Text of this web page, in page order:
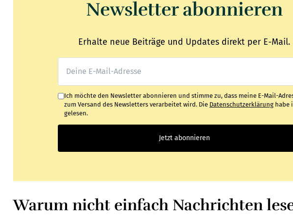
Newsletter abonnieren
Erhalte neue Beiträge und Updates direkt per E-Mail.
Ich möchte den Newsletter abonnieren und stimme zu, dass meine E-Mail-
zum Versand des Newsletters verarbeitet wird. Die Datenschutzerklärung habe
gelesen.
Jetzt abonnieren
Warum nicht einfach Nachrichten